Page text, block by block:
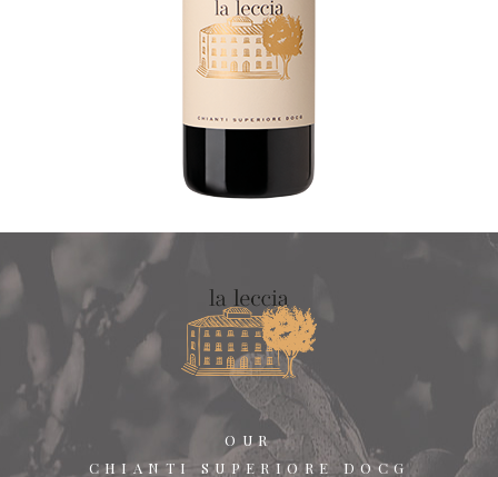
OUR
CHIANTI SUPERIORE DOCG